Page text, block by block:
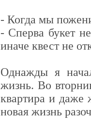
- Когда мы
- Сперва букет
иначе квест не
Однажды я
жизнь. Во
квартира и даже
новая жизнь